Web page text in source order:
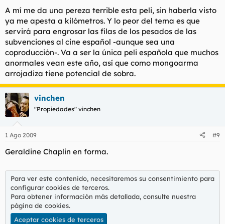
A mí me da una pereza terrible esta peli, sin haberla visto
ya me apesta a kilómetros. Y lo peor del tema es que
servirá para engrosar las filas de los pesados de las
subvenciones al cine español -aunque sea una
coproducción-. Va a ser la única peli española que muchos
anormales vean este año, así que como mongoarma
arrojadiza tiene potencial de sobra.
vinchen
"Propiedades" vinchen
1 Ago 2009 #9
Geraldine Chaplin en forma.
Para ver este contenido, necesitaremos su consentimiento para
configurar cookies de terceros.
Para obtener información más detallada, consulte nuestra
página de cookies.
Aceptar cookies de terceros